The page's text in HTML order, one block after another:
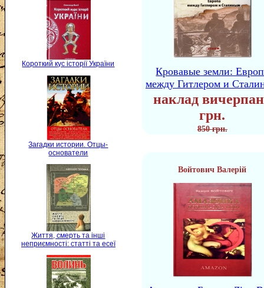
Короткий кус історії України
Загадки истории. Отцы-
основатели
Життя, смерть та інші
неприємності: статті та есеї
Кровавые земли:
между Гитлером и
наклад
грн.
850 грн.
Войтович Валерій